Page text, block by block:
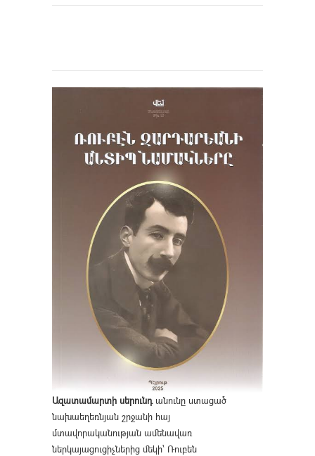
Ազատամարտի սերունդանունը ստացած
նախաեղեռնյան շրջանի հայ
մտավորականության ամենավառ
ներկայացուցիչներից մեկի՝ Ռուբեն